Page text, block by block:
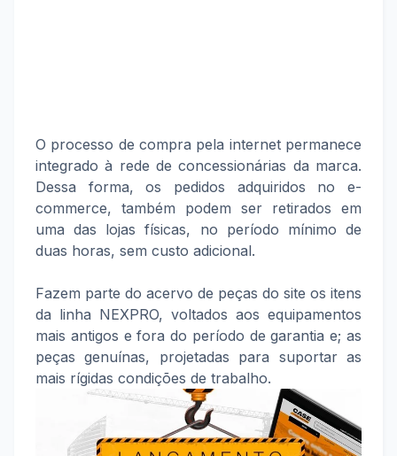
O processo de compra pela internet permanece
integrado à rede de concessionárias da marca.
Dessa forma, os pedidos adquiridos no e-
commerce, também podem ser retirados em
uma das lojas físicas, no período mínimo de
duas horas, sem custo adicional.
Fazem parte do acervo de peças do site os itens
da linha NEXPRO, voltados aos equipamentos
mais antigos e fora do período de garantia e; as
peças genuínas, projetadas para suportar as
mais rígidas condições de trabalho.